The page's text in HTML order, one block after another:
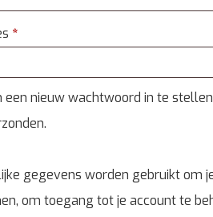
*
een nieuw wachtwoord in te
gegevens worden gebruikt om
om toegang tot je account te